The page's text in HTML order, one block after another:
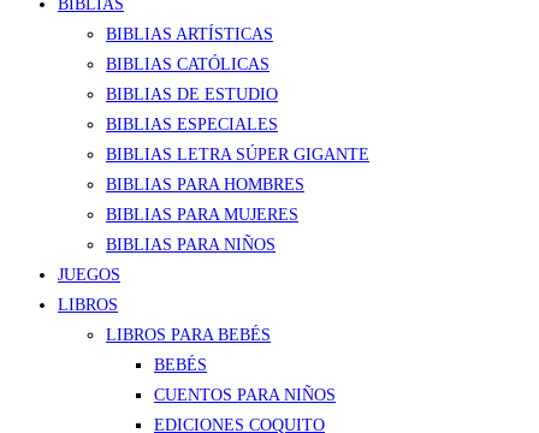
BIBLIAS
BIBLIAS ARTÍSTICAS
BIBLIAS CATÓLICAS
BIBLIAS DE ESTUDIO
BIBLIAS ESPECIALES
BIBLIAS LETRA SÚPER GIGANTE
BIBLIAS PARA HOMBRES
BIBLIAS PARA MUJERES
BIBLIAS PARA NIÑOS
JUEGOS
LIBROS
LIBROS PARA BEBÉS
BEBÉS
CUENTOS PARA NIÑOS
EDICIONES COQUITO